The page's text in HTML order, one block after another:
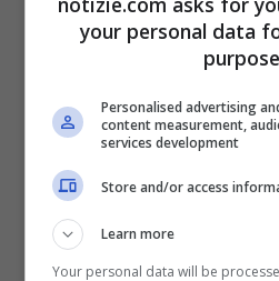
11:50
Europee, La
your personal data
Personalised advertising
content measurement,
services development
Store and/or access
Learn more
Your personal data will be